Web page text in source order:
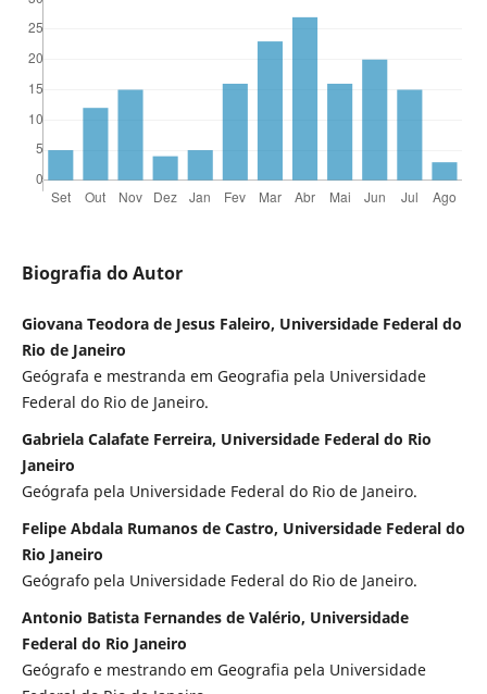
Biografia do Autor
Giovana Teodora de Jesus Faleiro, Universidade Federal do
Rio de Janeiro
Geógrafa e mestranda em Geografia pela Universidade
Federal do Rio de Janeiro.
Gabriela Calafate Ferreira, Universidade Federal do Rio
Janeiro
Geógrafa pela Universidade Federal do Rio de Janeiro.
Felipe Abdala Rumanos de Castro, Universidade Federal do
Rio Janeiro
Geógrafo pela Universidade Federal do Rio de Janeiro.
Antonio Batista Fernandes de Valério, Universidade
Federal do Rio Janeiro
Geógrafo e mestrando em Geografia pela Universidade